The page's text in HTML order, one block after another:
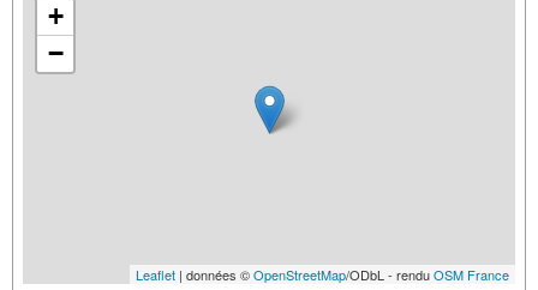
+
−
Leaflet | données ©OpenStreetMap/ODbL - renduOSM France